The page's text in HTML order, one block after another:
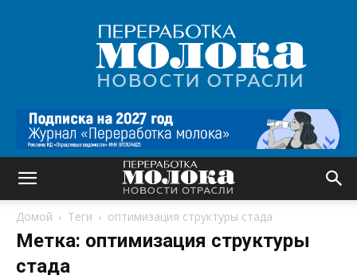
Переработка
молока
|
Новости
Домой Теги оптимизация структуры стада
Метка: оптимизация структуры
стада